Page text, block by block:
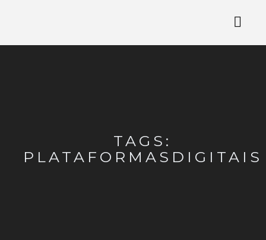
TAGS:
PLATAFORMASDIGITAIS